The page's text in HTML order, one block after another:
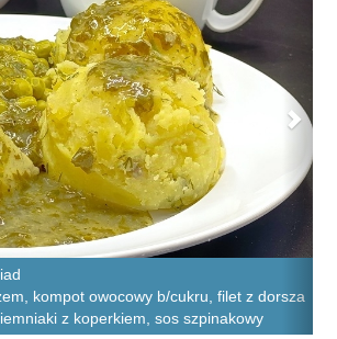
kompot owocowy b/cukru, filet z dorsza
z koperkiem, sos szpinakowy